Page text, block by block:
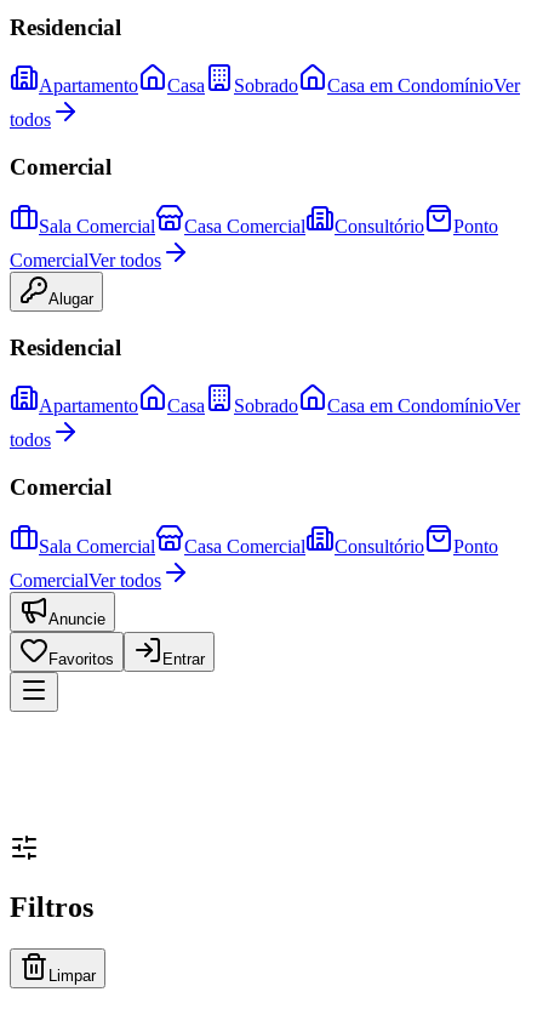
Residencial
Apartamento Casa Sobrado Casa em CondomínioVer
todos
Comercial
Sala Comercial Casa Comercial Consultório
Ponto
ComercialVer todos
Alugar
Residencial
Apartamento Casa Sobrado Casa em CondomínioVer
todos
Comercial
Sala Comercial Casa Comercial Consultório
Ponto
ComercialVer todos
Anuncie
Favoritos Entrar
Filtros
Limpar